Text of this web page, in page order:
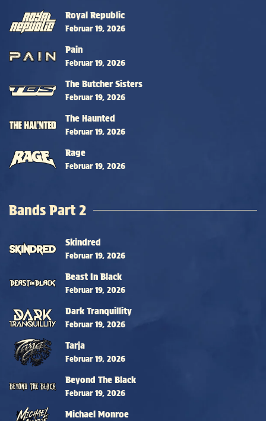
Royal Republic
Februar 19, 2026
Pain
Februar 19, 2026
The Butcher Sisters
Februar 19, 2026
The Haunted
Februar 19, 2026
Rage
Februar 19, 2026
Bands Part 2
Skindred
Februar 19, 2026
Beast In Black
Februar 19, 2026
Dark Tranquillity
Februar 19, 2026
Tarja
Februar 19, 2026
Beyond The Black
Februar 19, 2026
Michael Monroe